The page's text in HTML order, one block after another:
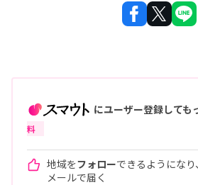
にユーザー登録しても
料
地域をフォローできるようになり、
メールで届く